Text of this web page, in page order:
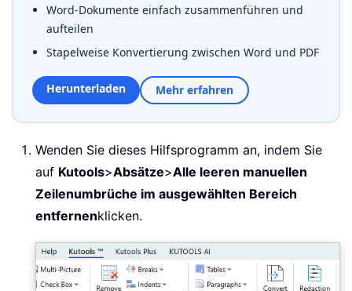
Word-Dokumente einfach zusammenführen und
aufteilen
Stapelweise Konvertierung zwischen Word und PDF
Herunterladen Mehr erfahren
Wenden Sie dieses Hilfsprogramm an, indem Sie
auf Kutools>Absätze>Alle leeren manuellen
Zeilenumbrüche im ausgewählten Bereich
entfernenklicken.